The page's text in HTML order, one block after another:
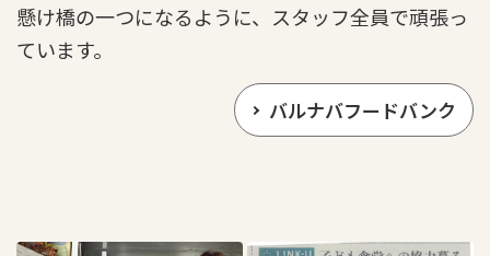
懸け橋の一つになるように、スタッフ全員で頑張っ
ています。
バルナバフードバンク